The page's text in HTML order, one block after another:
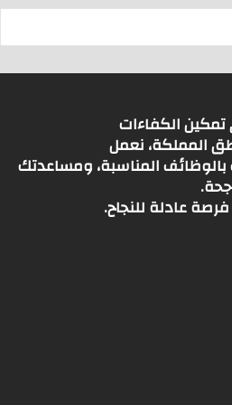
الكفاءات
المملكة، نعمل
المناسبة، ومساعدتك
عادلة للنجاح.